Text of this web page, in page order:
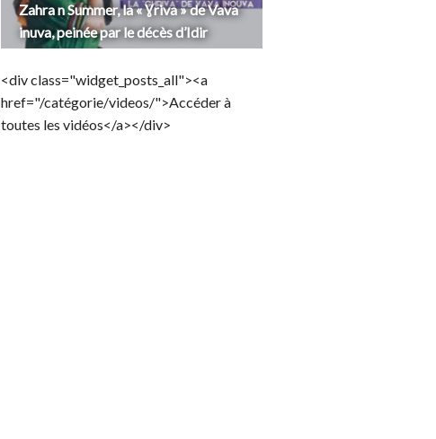
Zahra n Summer, la « Ɣriva » de Vava
inuva, peinée par le décès d’Idir
<div class="widget_posts_all"><a
href="/catégorie/videos/">Accéder à
toutes les vidéos</a></div>